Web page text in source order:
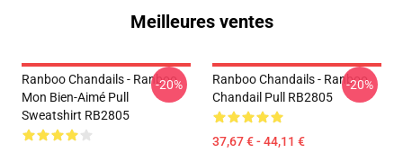
Meilleures ventes
Ranboo Chandails - Ranboo
Mon Bien-Aimé Pull
Sweatshirt RB2805
-20%
Ranboo Chandails - Ranboo
Chandail Pull RB2805
37,67 € - 44,11 €
-20%